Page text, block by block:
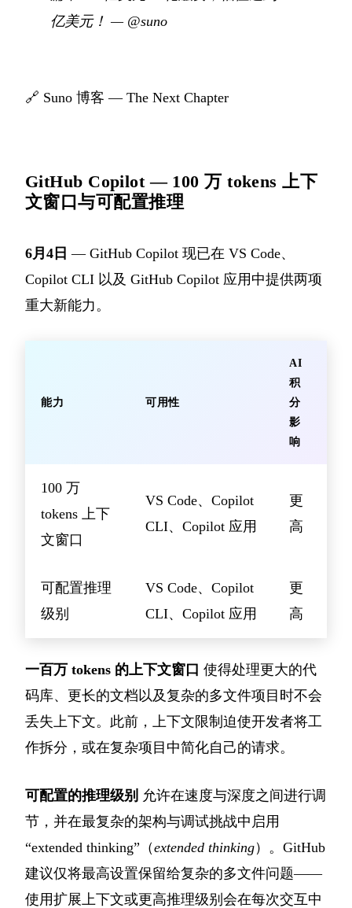
亿美元！ — @suno
🔗 Suno 博客 — The Next Chapter
GitHub Copilot — 100 万 tokens 上下
文窗口与可配置推理
6月4日 — GitHub Copilot 现已在 VS Code、
Copilot CLI 以及 GitHub Copilot 应用中提供两项
重大新能力。
能力 可用性
AI
积
分
影
响
100 万
tokens 上下
文窗口
VS Code、Copilot
CLI、Copilot 应用
更
高
可配置推理
级别
VS Code、Copilot
CLI、Copilot 应用
更
高
一百万 tokens 的上下文窗口 使得处理更大的代
码库、更长的文档以及复杂的多文件项目时不会
丢失上下文。此前，上下文限制迫使开发者将工
作拆分，或在复杂项目中简化自己的请求。
可配置的推理级别 允许在速度与深度之间进行调
节，并在最复杂的架构与调试挑战中启用
“extended thinking”（extended thinking）。GitHub
建议仅将最高设置保留给复杂的多文件问题——
使用扩展上下文或更高推理级别会在每次交互中